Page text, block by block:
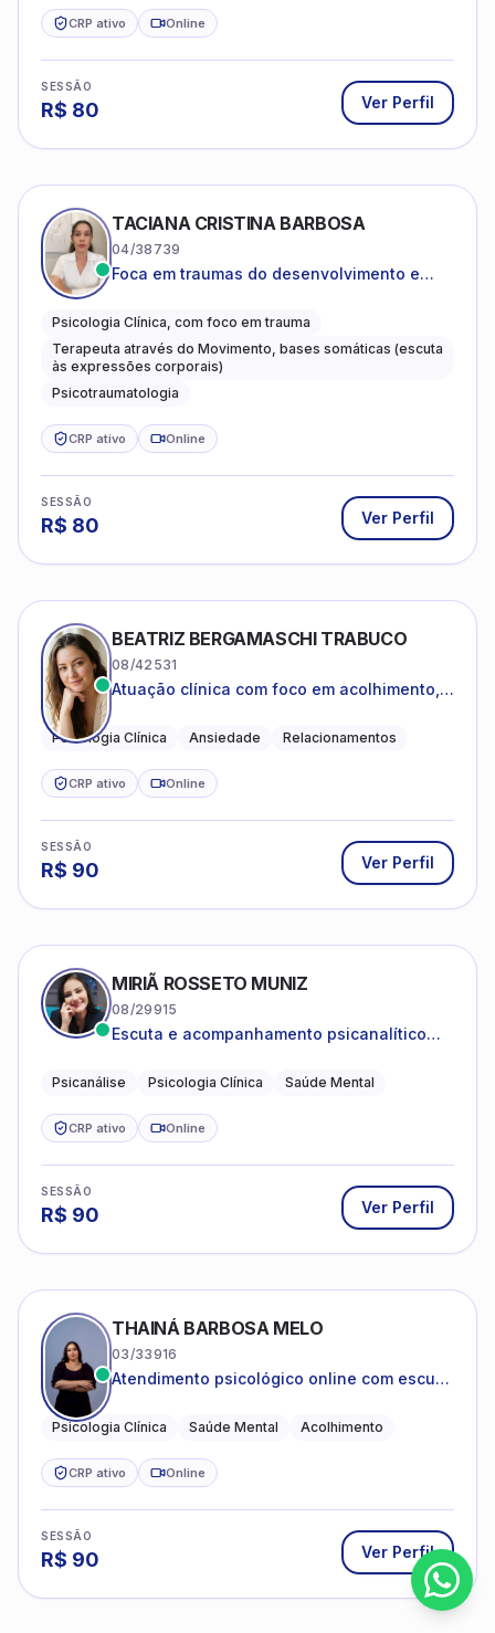
CRP ativo Online
SESSÃO
R$ 80 Ver Perfil
TACIANA CRISTINA BARBOSA
04/38739
Foca em traumas do desenvolvimento e
Psicologia Clínica, com foco em trauma
Terapeuta através do Movimento, bases somáticas (escuta
às expressões corporais)
Psicotraumatologia
CRP ativo Online
SESSÃO
R$ 80 Ver Perfil
BEATRIZ BERGAMASCHI TRABUCO
08/42531
Atuação clínica com foco em acolhimento,
Psicologia Clínica Ansiedade Relacionamentos
CRP ativo Online
SESSÃO
R$ 90 Ver Perfil
MIRIÃ ROSSETO MUNIZ
08/29915
Escuta e acompanhamento psicanalítico
Psicanálise Psicologia Clínica Saúde Mental
CRP ativo Online
SESSÃO
R$ 90 Ver Perfil
THAINÁ BARBOSA MELO
03/33916
Atendimento psicológico online com escuta
emocional
Psicologia Clínica Saúde Mental Acolhimento
CRP ativo Online
SESSÃO
R$ 90 Ver Perfil